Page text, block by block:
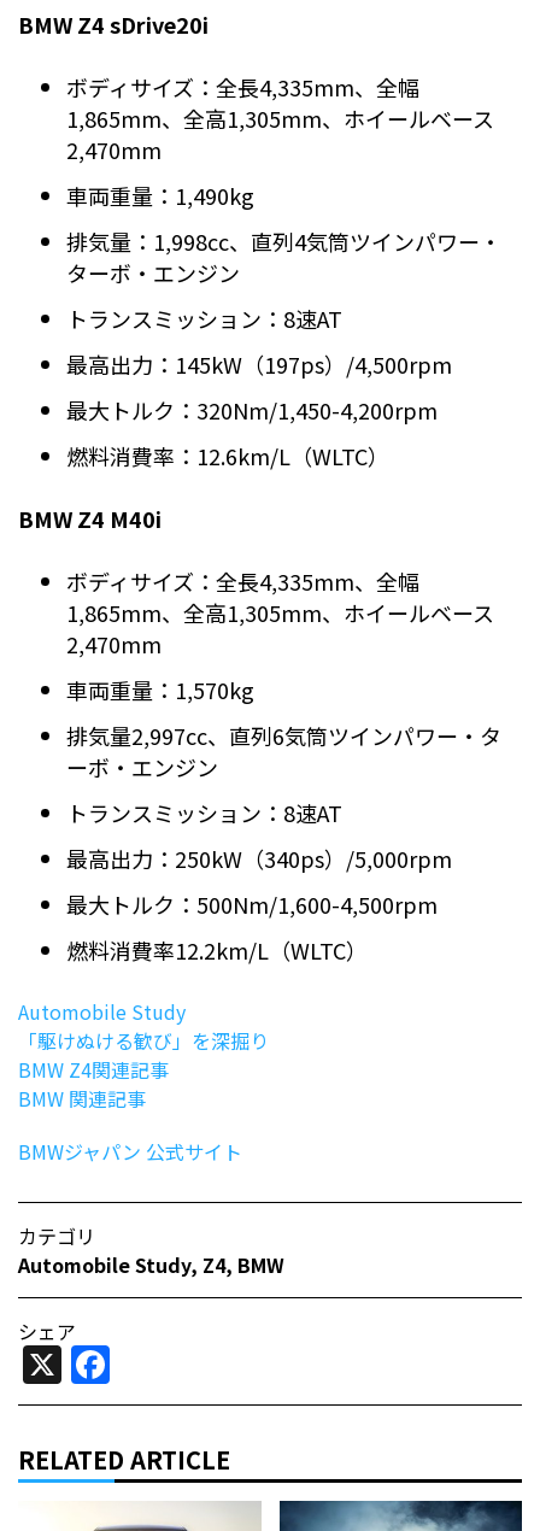
BMW Z4 sDrive20i
ボディサイズ：全長4,335mm、全幅
1,865mm、全高1,305mm、ホイールベース
2,470mm
車両重量：1,490kg
排気量：1,998cc、直列4気筒ツインパワー・
ターボ・エンジン
トランスミッション：8速AT
最高出力：145kW（197ps）/4,500rpm
最大トルク：320Nm/1,450-4,200rpm
燃料消費率：12.6km/L（WLTC）
BMW Z4 M40i
ボディサイズ：全長4,335mm、全幅
1,865mm、全高1,305mm、ホイールベース
2,470mm
車両重量：1,570kg
排気量2,997cc、直列6気筒ツインパワー・タ
ーボ・エンジン
トランスミッション：8速AT
最高出力：250kW（340ps）/5,000rpm
最大トルク：500Nm/1,600-4,500rpm
燃料消費率12.2km/L（WLTC）
Automobile Study
「駆けぬける歓び」を深掘り
BMW Z4関連記事
BMW 関連記事
BMWジャパン 公式サイト
カテゴリ
Automobile Study, Z4, BMW
シェア
X
RELATED ARTICLE